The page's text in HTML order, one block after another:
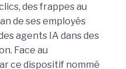
des frappes au
de ses employés
agents IA dans des
Face au
ce dispositif nommé